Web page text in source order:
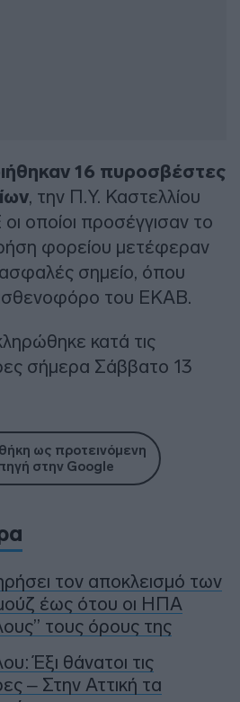
16 πυροσβέστες
, την Π.Υ. Καστελλίου
οποίοι προσέγγισαν το
φορείου μετέφεραν
σημείο, όπου
του ΕΚΑΒ.
κατά τις
σήμερα Σάββατο 13
ως προτεινόμενη
στην Google
τον αποκλεισμό των
έως ότου οι ΗΠΑ
τους όρους της
Έξι θάνατοι τις
– Στην Αττική τα